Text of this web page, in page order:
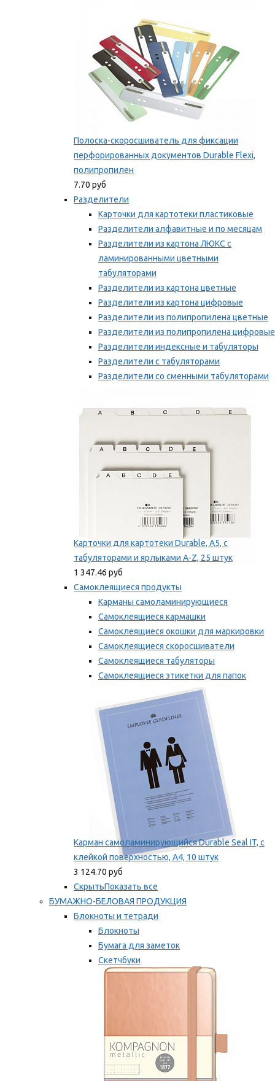
Полоска-скоросшиватель для фиксации
перфорированных документов Durable Flexi,
полипропилен
7.70 руб
Разделители
Карточки для картотеки пластиковые
Разделители алфавитные и по месяцам
Разделители из картона ЛЮКС с
ламинированными цветными
табуляторами
Разделители из картона цветные
Разделители из картона цифровые
Разделители из полипропилена цветные
Разделители из полипропилена цифровые
Разделители индексные и табуляторы
Разделители с табуляторами
Разделители со сменными табуляторами
Карточки для картотеки Durable, A5, с
табуляторами и ярлыками A-Z, 25 штук
1 347.46 руб
Самоклеящиеся продукты
Карманы самоламинирующиеся
Самоклеящиеся кармашки
Самоклеящиеся окошки для маркировки
Самоклеящиеся скоросшиватели
Самоклеящиеся табуляторы
Самоклеящиеся этикетки для папок
Таблички для маркировки
Мы рекомендуем
Карман самоламинирующийся Durable Seal IT, с
клейкой поверхностью, A4, 10 штук
3 124.70 руб
СкрытьПоказать все
БУМАЖНО-БЕЛОВАЯ ПРОДУКЦИЯ
Блокноты и тетради
Блокноты
Бумага для заметок
Скетчбуки
Тетради